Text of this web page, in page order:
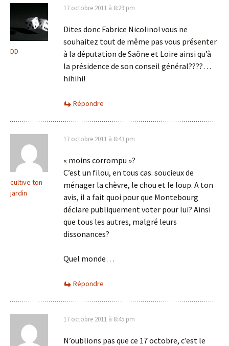
DD
17 octobre 2011 à 8:29 pm
Dites donc Fabrice Nicolino! vous ne
souhaitez tout de même pas vous présenter
à la députation de Saône et Loire ainsi qu’à
la présidence de son conseil général????…
hihihi!
Répondre
cultive ton
jardin
17 octobre 2011 à 8:43 pm
« moins corrompu »?
C’est un filou, en tous cas. soucieux de
ménager la chèvre, le chou et le loup. A ton
avis, il a fait quoi pour que Montebourg
déclare publiquement voter pour lui? Ainsi
que tous les autres, malgré leurs
dissonances?
Quel monde…
Répondre
17 octobre 2011 à 8:45 pm
N’oublions pas que ce 17 octobre, c’est le